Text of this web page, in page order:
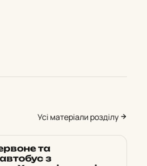
Усі матеріали розділу
та
з